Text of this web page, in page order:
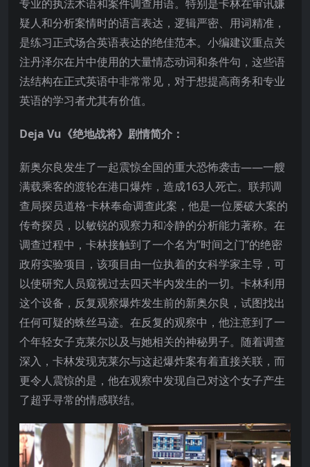
专业的执法术语和案件调查用语。特别是卡林在审讯嫌
疑人和分析案情时的语言表达，逻辑严密、用词精准，
是练习正式场合英语表达的绝佳范本。小编建议重点关
注丹泽尔在片中使用的大量情态动词和条件句，这些语
法结构在正式英语中非常常见，对于想提高商务和专业
英语的学习者尤其有价值。
Deja Vu《绝地战将》剧情简介：
新奥尔良发生了一起震惊全国的重大恐怖袭击——一艘
满载乘客的渡轮在港口爆炸，造成163人死亡。联邦调
查局探员道格·卡林奉命调查此案，他是一位屡破大案的
传奇探员，以敏锐的观察力和冷静的分析能力著称。在
调查过程中，卡林接触到了一个名为”时间之门”的绝密
政府实验项目，该项目由一位执着的女科学家主导，可
以使研究人员窥视过去四天半内发生的一切。卡林利用
这个设备，反复观察爆炸发生前的新奥尔良，试图找出
任何可疑的蛛丝马迹。在反复的观察中，他注意到了一
个年轻女子克莱尔以及与她相关的神秘男子。随着调查
深入，卡林发现克莱尔与这起爆炸案有着直接关联，而
更令人震惊的是，他在观察中发现自己对这个女子产生
了超乎寻常的情感联结。